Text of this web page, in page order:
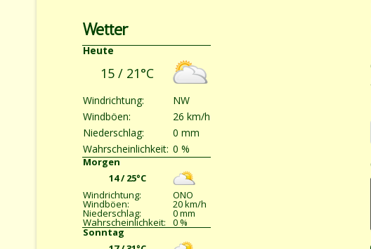
Wetter
Heute
15 / 21°C
Windrichtung:
NW
Windböen:
26 km/h
Niederschlag:
0 mm
Wahrscheinlichkeit: 0 %
Morgen
14 / 25°C
Windrichtung:
ONO
Windböen: 20 km/h
Niederschlag: 0 mm
Wahrscheinlichkeit: 0 %
Sonntag